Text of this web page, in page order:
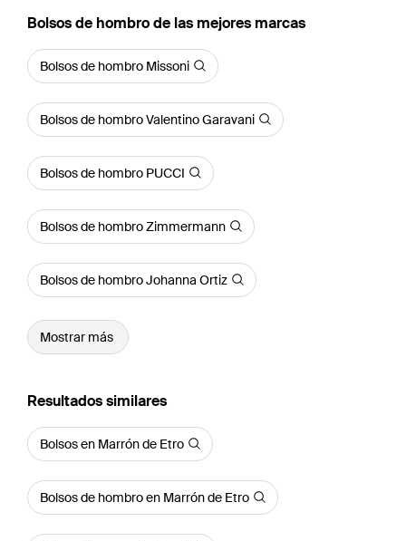
Bolsos de hombro de las mejores marcas
Bolsos de hombro Missoni
Bolsos de hombro Valentino Garavani
Bolsos de hombro PUCCI
Bolsos de hombro Zimmermann
Bolsos de hombro Johanna Ortiz
Mostrar más
Resultados similares
Bolsos en Marrón de Etro
Bolsos de hombro en Marrón de Etro